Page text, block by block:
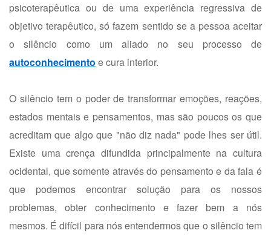
psicoterapêutica ou de uma experiência regressiva de
objetivo terapêutico, só fazem sentido se a pessoa aceitar
o silêncio como um aliado no seu processo de
autoconhecimento e cura interior.
O silêncio tem o poder de transformar emoções, reações,
estados mentais e pensamentos, mas são poucos os que
acreditam que algo que "não diz nada" pode lhes ser útil.
Existe uma crença difundida principalmente na cultura
ocidental, que somente através do pensamento e da fala é
que podemos encontrar solução para os nossos
problemas, obter conhecimento e fazer bem a nós
mesmos. É difícil para nós entendermos que o silêncio tem